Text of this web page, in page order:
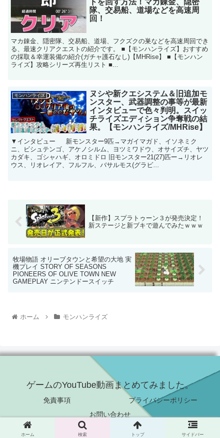
隊、交易船、道場などを高速周
回！
マカ錬金、隠密隊、交易船、道場、フクズクの巣などを高速周回でき
る、最速クリアクエストの紹介です。 ■【モンハンライズ】おすすめ
の採取＆幸運装備の紹介(ガチャ護石なし)【MHRise】 ■【モンハン
ライズ】攻略シリーズ再生リスト ■...
モンハンライズ
ヌシや新クエシステム＆旧追加モ
ンスター、武器調整の事等が最新
インタビューで色々判明。スイッ
チライズエディション争奪戦の結
果。【モンハンライズ/MHRise】
▼インタビュー 新モンスター9匹→マガイマガド、イソネミク
ニ、ビシュテンゴ、アケノシルム、ヨツミワドウ、オサイズチ、ヤツ
カダキ、ゴシャハギ、オロミドロ 旧モンスター21(27)匹ー→リオレ
ウス、リオレイア、フルフル、バサルモス(グラビ...
【新作】スプラトゥーン３が発売決定！
新ステージと新ブキで遊んでみたｗｗｗ
牧場物語 オリーブタウンと希望の大地 実
機プレイ STORY OF SEASONS
PIONEERS OF OLIVE TOWN NEW
GAMEPLAY ニンテンドースイッチ
ホーム モンハンライズ
ゲームのYouTube動画まとめてみました。
免責事項
プライバシーポリシー
お問い合わせ
© 2021 ゲームのYouTube動画まとめてみました。.
ホーム 検索 トップ サイドバー